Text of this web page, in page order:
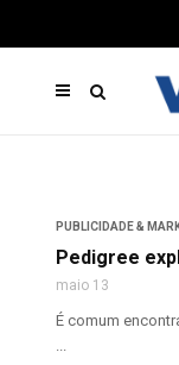
PUBLICIDADE &
Pedigree
maio 13
É comum
...